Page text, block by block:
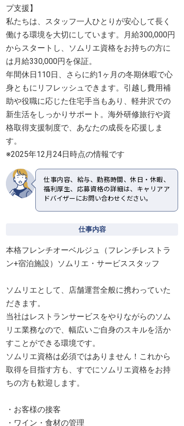
プ支援】
私たちは、スタッフ一人ひとりが安心して長く
働ける環境を大切にしています。月給300,000円
からスタートし、ソムリエ資格をお持ちの方に
は月給330,000円を保証。
年間休日110日、さらに約1ヶ月の冬期休暇で心
身ともにリフレッシュできます。引越し費用補
助や役職に応じた住宅手当もあり、軽井沢での
新生活をしっかりサポート。海外研修旅行や資
格取得支援制度で、あなたの成長を応援しま
す。
※2025年12月24日時点の情報です
仕事内容、給与、勤務時間、休日・休暇、
福利厚生、応募資格の詳細は、キャリアア
ドバイザーにお問い合わせください。
仕事内容
本格フレンチオーベルジュ（フレンチレストラ
ン+宿泊施設）ソムリエ・サービススタッフ
ソムリエとして、店舗運営全般に携わっていた
だきます。
当社はレストランサービスをやりながらのソム
リエ業務なので、幅広いご自身のスキルを活か
すことができる環境です。
ソムリエ資格は必須ではありません！これから
取得を目指す方も、すでにソムリエ資格をお持
ちの方も歓迎します。
・お客様の接客
・ワイン・食材の管理